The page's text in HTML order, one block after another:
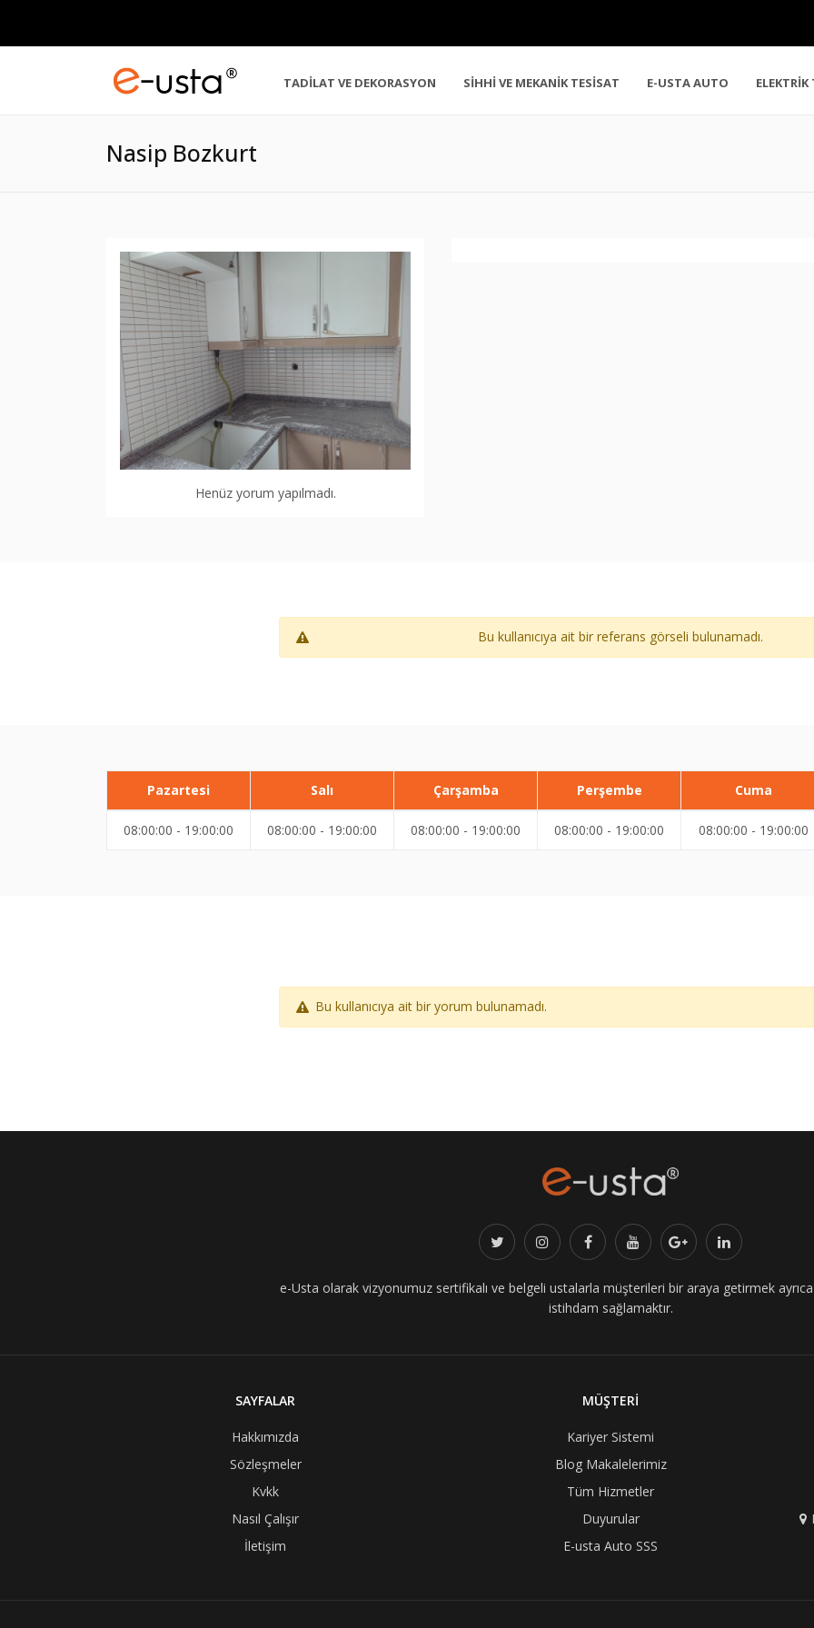
TADİLAT VE DEKORASYON SİHHİ VE MEKANİK TESİSAT E-USTA AUTO
Nasip Bozkurt
Henüz yorum yapılmadı.
Bu kullanıcıya ait bir referans görseli bulunamadı.
Pazartesi Salı Çarşamba Perşembe Cuma
08:00:00 - 19:00:00 08:00:00 - 19:00:00 08:00:00 - 19:00:00 08:00:00 - 19:00:00 08:00:00 - 19:00:00
Bu kullanıcıya ait bir yorum bulunamadı.
e-Usta olarak vizyonumuz sertifikalı ve belgeli ustalarla müşterileri bir araya getirmek
istihdam sağlamaktır.
SAYFALAR
Hakkımızda
Sözleşmeler
Kvkk
Nasıl Çalışır
İletişim
MÜŞTERİ
Kariyer Sistemi
Blog Makalelerimiz
Tüm Hizmetler
Duyurular
E-usta Auto SSS